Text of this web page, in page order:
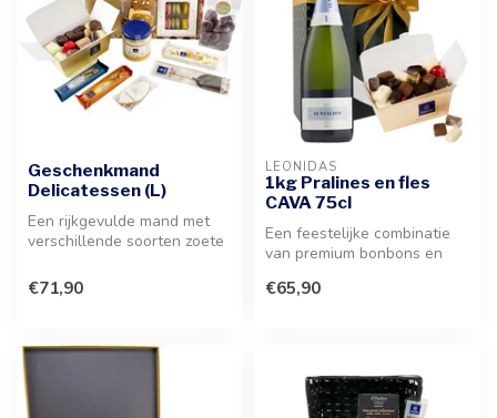
Geschenkmand
Delicatessen (L)
Een rijkgevulde mand met
verschillende soorten zoete
€71,90
LEONIDAS
1kg Pralines en fles
CAVA 75cl
Een feestelijke combinatie
van premium bonbons en
u...
€65,90